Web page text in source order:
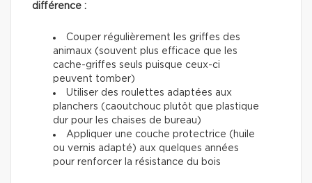
différence :
Couper régulièrement les griffes des
animaux (souvent plus efficace que les
cache-griffes seuls puisque ceux-ci
peuvent tomber)
Utiliser des roulettes adaptées aux
planchers (caoutchouc plutôt que plastique
dur pour les chaises de bureau)
Appliquer une couche protectrice (huile
ou vernis adapté) aux quelques années
pour renforcer la résistance du bois